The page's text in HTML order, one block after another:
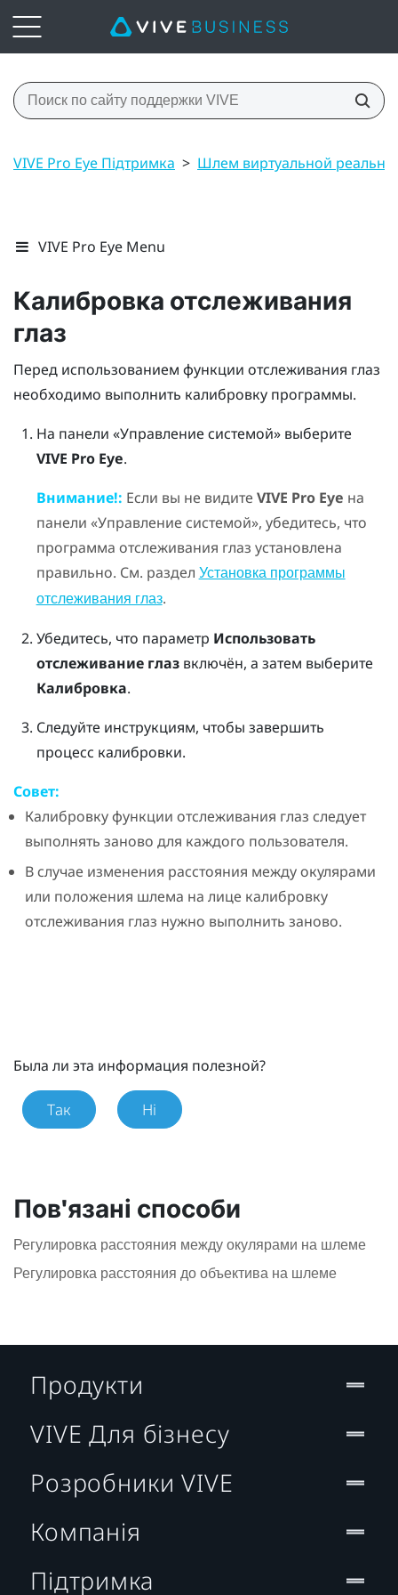
VIVE Pro Eye Підтримка > Шлем виртуальной
VIVE Pro Eye Menu
Калибровка отслеживания
глаз
Перед использованием функции отслеживания глаз
необходимо выполнить калибровку программы.
На панели «Управление системой» выберите
VIVE Pro Eye.
Внимание!: Если вы не видите VIVE Pro Eye на
панели «Управление системой», убедитесь, что
программа отслеживания глаз установлена
правильно. См. раздел Установка программы
отслеживания глаз.
Убедитесь, что параметр Использовать
отслеживание глазвключён, а затем выберите
Калибровка.
Следуйте инструкциям, чтобы завершить
процесс калибровки.
Совет:
Калибровку функции отслеживания глаз следует
выполнять заново для каждого пользователя.
В случае изменения расстояния между окулярами
или положения шлема на лице калибровку
отслеживания глаз нужно выполнить заново.
Была ли эта информация полезной?
Так Ні
Пов'язані способи
Регулировка расстояния между окулярами на шлеме
Регулировка расстояния до объектива на шлеме
Продукти
VIVE Для бізнесу
Розробники VIVE
Компанія
Підтримка